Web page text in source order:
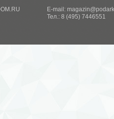
E-mail:
Тел.: 8 (495) 7446551